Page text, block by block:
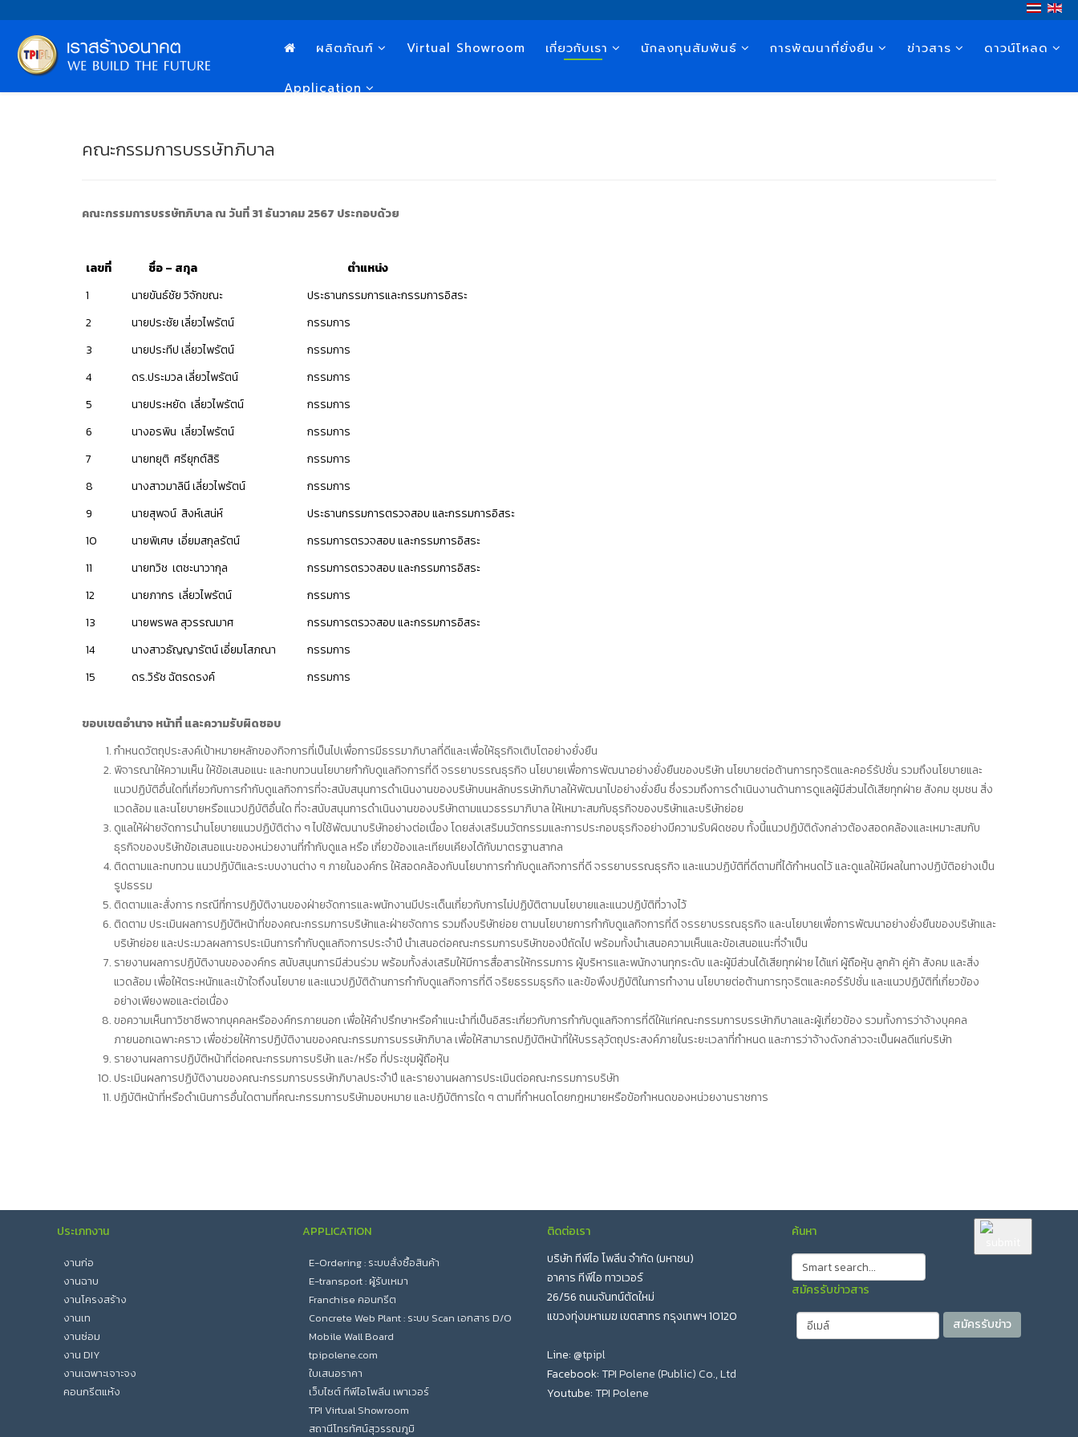
ผลิตภัณฑ์ Virtual Showroom เกี่ยวกับเรา นักลงทุนสัมพันธ์ การพัฒนาที่ยั่งยืน ข่าวสาร ดาวน์โหลด
Application
คณะกรรมการบรรษัทภิบาล
คณะกรรมการบรรษัทภิบาล ณ วันที่31 ธันวาคม 2567 ประกอบด้วย
เลขที่ ชื่อ– สกุล
ตำแหน่ง
1
นายขันธ์ชัย วิจักขณะ
ประธานกรรมการและกรรมการอิสระ
2
นายประชัย เลี่ยวไพรัตน์
กรรมการ
3
นายประทีป เลี่ยวไพรัตน์
กรรมการ
4
ดร.ประมวล เลี่ยวไพรัตน์
กรรมการ
5
นายประหยัด เลี่ยวไพรัตน์
กรรมการ
6
นางอรพิน เลี่ยวไพรัตน์
กรรมการ
7
นายทยุติ ศรียุกต์สิริ
กรรมการ
8
นางสาวมาลินี เลี่ยวไพรัตน์
กรรมการ
9
นายสุพจน์ สิงห์เสน่ห์
ประธานกรรมการตรวจสอบ และกรรมการอิสระ
10
นายพิเศษ เอี่ยมสกุลรัตน์
กรรมการตรวจสอบ และกรรมการอิสระ
11
นายทวิช เตชะนาวากุล
กรรมการตรวจสอบ และกรรมการอิสระ
12
นายภากร เลี่ยวไพรัตน์
กรรมการ
13
นายพรพล สุวรรณมาศ
กรรมการตรวจสอบ และกรรมการอิสระ
14
นางสาวธัญญารัตน์ เอี่ยมโสภณา
กรรมการ
15
ดร.วิรัช ฉัตรดรงค์ กรรมการ
ขอบเขตอำนาจ หน้าที่ และความรับผิดชอบ
กำหนดวัตถุประสงค์เป้าหมายหลักของกิจการที่เป็นไปเพื่อการมีธรรมาภิบาลที่ดีและเพื่อให้ธุรกิจเติบโตอย่างยั่งยืน
พิจารณาให้ความเห็น ให้ข้อเสนอแนะ และทบทวนนโยบายกำกับดูแลกิจการที่ดี จรรยาบรรณธุรกิจ นโยบายเพื่อการพัฒนาอย่างยั่งยืนของบริษัท นโยบายต่อต้านการทุจริตและคอร์รัปชั่น รวมถึงนโยบายและ
แนวปฏิบัติอื่นใดที่เกี่ยวกับการกำกับดูแลกิจการที่จะสนับสนุนการดำเนินงานของบริษัทบนหลักบรรษัทภิบาลให้พัฒนาไปอย่างยั่งยืน ซึ่งรวมถึงการดำเนินงานด้านการดูแลผู้มีส่วนได้เสียทุกฝ่าย สังคม ชุมชน สิ่ง
แวดล้อม และนโยบายหรือแนวปฏิบัติอื่นใด ที่จะสนับสนุนการดำเนินงานของบริษัทตามแนวธรรมาภิบาล ให้เหมาะสมกับธุรกิจของบริษัทและบริษัทย่อย
ดูแลให้ฝ่ายจัดการนำนโยบายแนวปฏิบัติต่าง ๆ ไปใช้พัฒนาบริษัทอย่างต่อเนื่อง โดยส่งเสริมนวัตกรรมและการประกอบธุรกิจอย่างมีความรับผิดชอบ ทั้งนี้แนวปฏิบัติดังกล่าวต้องสอดคล้องและเหมาะสมกับ
ธุรกิจของบริษัทข้อเสนอแนะของหน่วยงานที่กำกับดูแล หรือ เกี่ยวข้องและเทียบเคียงได้กับมาตรฐานสากล
ติดตามและทบทวน แนวปฏิบัติและระบบงานต่าง ๆ ภายในองค์กร ให้สอดคล้องกับนโยบาการกำกับดูแลกิจการที่ดี จรรยาบรรณธุรกิจ และแนวปฏิบัติที่ดีตามที่ได้กำหนดไว้ และดูแลให้มีผลในทางปฏิบัติอย่างเป็น
รูปธรรม
ติดตามและสั่งการ กรณีที่การปฏิบัติงานของฝ่ายจัดการและพนักงานมีประเด็นเกี่ยวกับการไม่ปฏิบัติตามนโยบายและแนวปฏิบัติที่วางไว้
ติดตาม ประเมินผลการปฏิบัติหน้าที่ของคณะกรรมการบริษัทและฝ่ายจัดการ รวมถึงบริษัทย่อย ตามนโยบายการกำกับดูแลกิจการที่ดี จรรยาบรรณธุรกิจ และนโยบายเพื่อการพัฒนาอย่างยั่งยืนของบริษัทและ
บริษัทย่อย และประมวลผลการประเมินการกำกับดูแลกิจการประจำปี นำเสนอต่อคณะกรรมการบริษัทของปีถัดไป พร้อมทั้งนำเสนอความเห็นและข้อเสนอแนะที่จำเป็น
รายงานผลการปฏิบัติงานขององค์กร สนับสนุนการมีส่วนร่วม พร้อมทั้งส่งเสริมให้มีการสื่อสารให้กรรมการ ผู้บริหารและพนักงานทุกระดับ และผู้มีส่วนได้เสียทุกฝ่าย ได้แก่ ผู้ถือหุ้น ลูกค้า คู่ค้า สังคม และสิ่ง
แวดล้อม เพื่อให้ตระหนักและเข้าใจถึงนโยบาย และแนวปฏิบัติด้านการกำกับดูแลกิจการที่ดี จริยธรรมธุรกิจ และข้อพึงปฏิบัติในการทำงาน นโยบายต่อต้านการทุจริตและคอร์รัปชั่น และแนวปฏิบัติที่เกี่ยวข้อง
อย่างเพียงพอและต่อเนื่อง
ขอความเห็นทาวิชาชีพจากบุคคลหรือองค์กรภายนอก เพื่อให้คำปรึกษาหรือคำแนะนำที่เป็นอิสระเกี่ยวกับการกำกับดูแลกิจการที่ดีให้แก่คณะกรรมการบรรษัทภิบาลและผู้เกี่ยวข้อง รวมทั้งการว่าจ้างบุคคล
ภายนอกเฉพาะคราว เพื่อช่วยให้การปฏิบัติงานของคณะกรรมการบรรษัทภิบาล เพื่อให้สามารถปฏิบัติหน้าที่ให้บรรลุวัตถุประสงค์ภายในระยะเวลาที่กำหนด และการว่าจ้างดังกล่าวจะเป็นผลดีแก่บริษัท
รายงานผลการปฏิบัติหน้าที่ต่อคณะกรรมการบริษัท และ/หรือ ที่ประชุมผู้ถือหุ้น
ประเมินผลการปฏิบัติงานของคณะกรรมการบรรษัทภิบาลประจำปี และรายงานผลการประเมินต่อคณะกรรมการบริษัท
ปฏิบัติหน้าที่หรือดำเนินการอื่นใดตามที่คณะกรรมการบริษัทมอบหมาย และปฏิบัติการใด ๆ ตามที่กำหนดโดยกฎหมายหรือข้อกำหนดของหน่วยงานราชการ
ประเภทงาน
งานก่อ
งานฉาบ
งานโครงสร้าง
งานเท
งานซ่อม
งาน DIY
งานเฉพาะเจาะจง
คอนกรีตแห้ง
APPLICATION
E-Ordering : ระบบสั่งซื้อสินค้า
E-transport : ผู้รับเหมา
Franchise คอนกรีต
Concrete Web Plant : ระบบ Scan เอกสาร D/O
Mobile Wall Board
tpipolene.com
ใบเสนอราคา
เว็บไซต์ ทีพีไอโพลีน เพาเวอร์
TPI Virtual Showroom
สถานีโทรทัศน์สุวรรณภูมิ
ติดต่อเรา
บริษัท ทีพีไอ โพลีน จำกัด (มหาชน)
อาคาร ทีพีไอ ทาวเวอร์
26/56 ถนนจันทน์ตัดใหม่
แขวงทุ่งมหาเมฆ เขตสาทร กรุงเทพฯ 10120
Line:@tpipl
Facebook:TPI Polene (Public) Co., Ltd
Youtube:TPI Polene
ค้นหา
สมัครรับข่าวสาร